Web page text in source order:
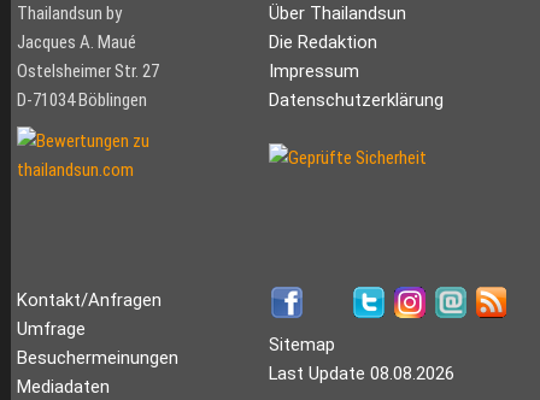
Thailandsun by
Jacques A. Maué
Ostelsheimer Str. 27
D-71034 Böblingen
Über Thailandsun
Die Redaktion
Impressum
Datenschutzerklärung
Kontakt/Anfragen
Umfrage
Besuchermeinungen
Mediadaten
Sitemap
Last Update 08.08.2026